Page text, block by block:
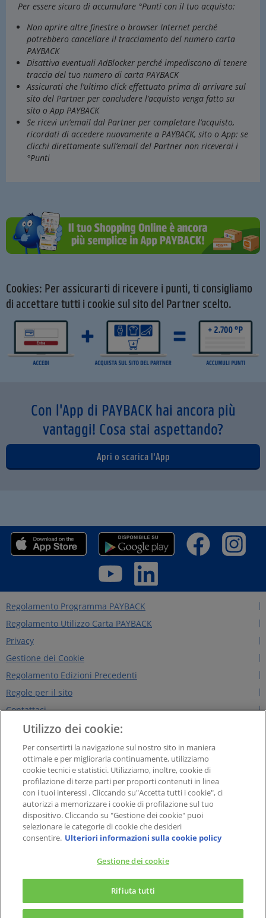
Per essere sicuro di accumulare °Punti con il tuo acquisto:
Non aprire altre finestre o browser Internet perché
potrebbero cancellare il tracciamento del numero carta
PAYBACK
Disattiva eventuali AdBlocker perché impediscono di tenere
traccia del tuo numero di carta PAYBACK
Assicurati che l’ultimo click effettuato prima di arrivare sul
sito del Partner per concludere l’acquisto venga fatto su
sito o App PAYBACK
Se ricevi un’email dal Partner per completare l’acquisto,
ricordati di accedere nuovamente a PAYBACK, sito o App: se
clicchi direttamente sull’email del Partner non riceverai i
°Punti
Cookies: Per assicurarti di ricevere i punti, ti consigliamo
di accettare tutti i cookie sul sito del Partner scelto.
Con l'App di PAYBACK hai ancora più
vantaggi! Cosa stai aspettando?
Apri o scarica l'App
Regolamento Programma PAYBACK
Regolamento Utilizzo Carta PAYBACK
Privacy
Gestione dei Cookie
Regolamento Edizioni Precedenti
Regole per il sito
Contattaci
Chi siamo
NEWS&INTERVISTE
PAYBACK GROUP
Concorsi PAYBACK
Extra
PAYBACK Italia S.r.l. - Società a responsabilità limitata con socio unico, Soggetta
legale in Viale Alexandre Gustave Eiffel 15, cap 00148 – Roma. Capitale Sociale
Euro 1.000.000,00; Codice fiscale e Partita IVA n. 07643140960. Registro
Imprese di Roma n. 07643140960 - R.E.A. di Roma n. 1331503
Utilizzo dei cookie:
Per consertirti la navigazione sul nostro sito in maniera
ottimale e per migliorarla continuamente, utilizziamo
cookie tecnici e statistici. Utilizziamo, inoltre, cookie di
profilazione di terze parti per proporti contenuti in linea
con i tuoi interessi . Cliccando su"Accetta tutti i cookie", ci
autorizzi a memorizzare i cookie di profilazione sul tuo
dispositivo. Cliccando su "Gestione dei cookie" puoi
selezionare le categorie di cookie che desideri
consentire. Ulteriori informazioni sulla cookie policy
Gestione dei cookie
Rifiuta tutti
×
Il meglio del Programma Fedeltà a portata di tap!